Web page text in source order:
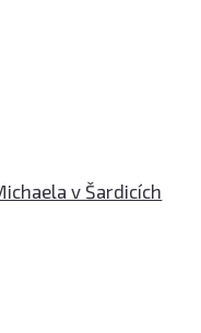
v Šardicích